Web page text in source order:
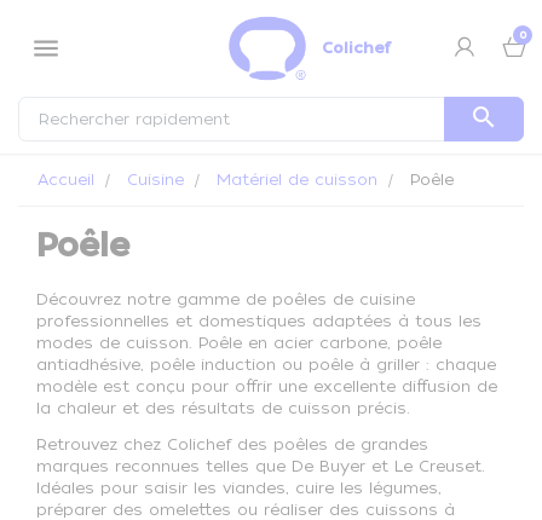
menu Colichef
0
search
Accueil Cuisine Matériel de cuisson Poêle
Poêle
Découvrez notre gamme de poêles de cuisine
professionnelles et domestiques adaptées à tous les
modes de cuisson. Poêle en acier carbone, poêle
antiadhésive, poêle induction ou poêle à griller : chaque
modèle est conçu pour offrir une excellente diffusion de
la chaleur et des résultats de cuisson précis.
Retrouvez chez Colichef des poêles de grandes
marques reconnues telles que De Buyer et Le Creuset.
Idéales pour saisir les viandes, cuire les légumes,
préparer des omelettes ou réaliser des cuissons à